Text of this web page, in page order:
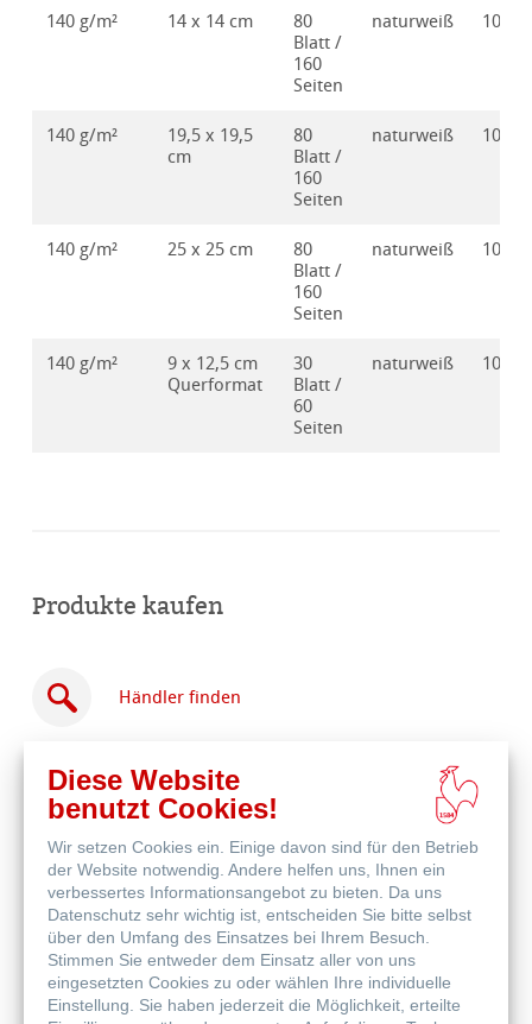
140 g/m² 14 x 14 cm
80
Blatt /
160
Seiten
naturweiß
140 g/m²
19,5 x 19,5
cm
80
Blatt /
160
Seiten
naturweiß
140 g/m² 25 x 25 cm
80
Blatt /
160
Seiten
naturweiß
140 g/m²
9 x 12,5 cm
Querformat
30
Blatt /
60
Seiten
naturweiß
Produkte kaufen
Händler finden
Online
kaufen
Weitere Produkte
Diese Website
benutzt Cookies!
Wir setzen Cookies ein. Einige davon sind für den Betrieb
der Website notwendig. Andere helfen uns, Ihnen ein
verbessertes Informationsangebot zu bieten. Da uns
Datenschutz sehr wichtig ist, entscheiden Sie bitte selbst
über den Umfang des Einsatzes bei Ihrem Besuch.
Stimmen Sie entweder dem Einsatz aller von uns
eingesetzten Cookies zu oder wählen Ihre individuelle
Einstellung. Sie haben jederzeit die Möglichkeit, erteilte